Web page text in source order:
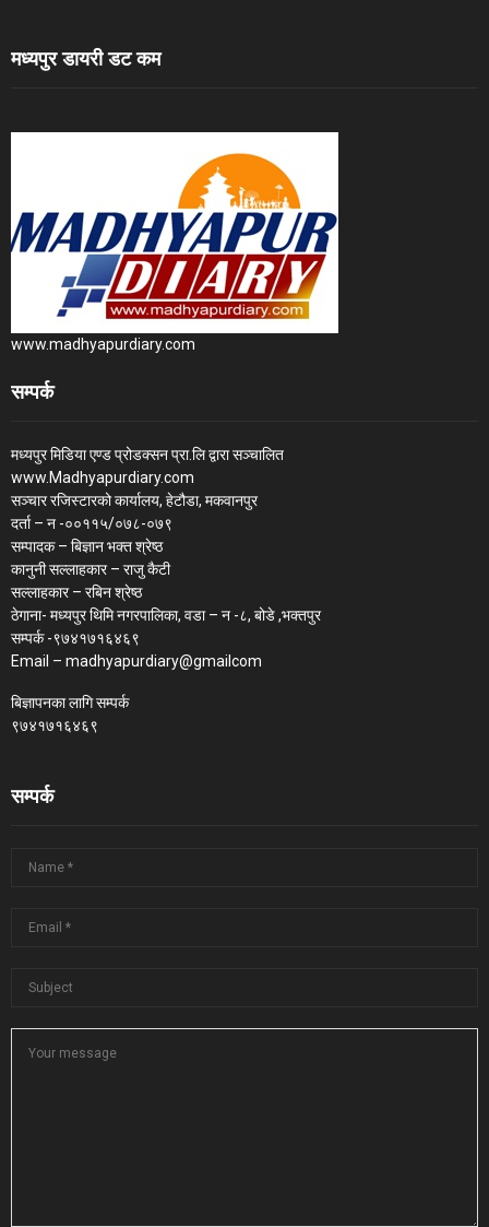
मध्यपुर डायरी डट कम
www.madhyapurdiary.com
सम्पर्क
मध्यपुर मिडिया एण्ड प्रोडक्सन प्रा.लि द्वारा सञ्चालित
www.Madhyapurdiary.com
सञ्चार रजिस्टारको कार्यालय, हेटौडा, मकवानपुर
दर्ता – न -००११५/०७८-०७९
सम्पादक – बिज्ञान भक्त श्रेष्ठ
कानुनी सल्लाहकार – राजु कैटी
सल्लाहकार – रबिन श्रेष्ठ
ठेगाना- मध्यपुर थिमि नगरपालिका, वडा – न -८, बोडे ,भक्तपुर
सम्पर्क -९७४१७१६४६९
Email – madhyapurdiary@gmailcom
बिज्ञापनका लागि सम्पर्क
९७४१७१६४६९
सम्पर्क